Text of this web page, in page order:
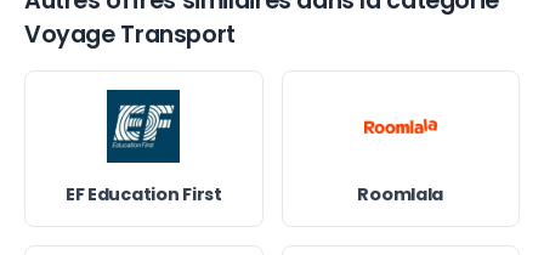
Voyage Transport
EF Education First Roomlala